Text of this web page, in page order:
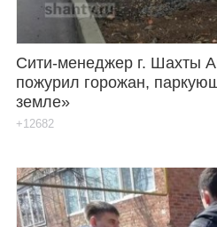
Сити-менеджер г. Шахты
пожурил горожан,
земле»
+12682